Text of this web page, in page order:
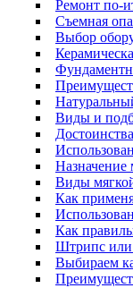
Ремонт по-
Съемная
Выбор
Виды и
Назначение
Виды
Как
Как
Штрипс или
Выбираем